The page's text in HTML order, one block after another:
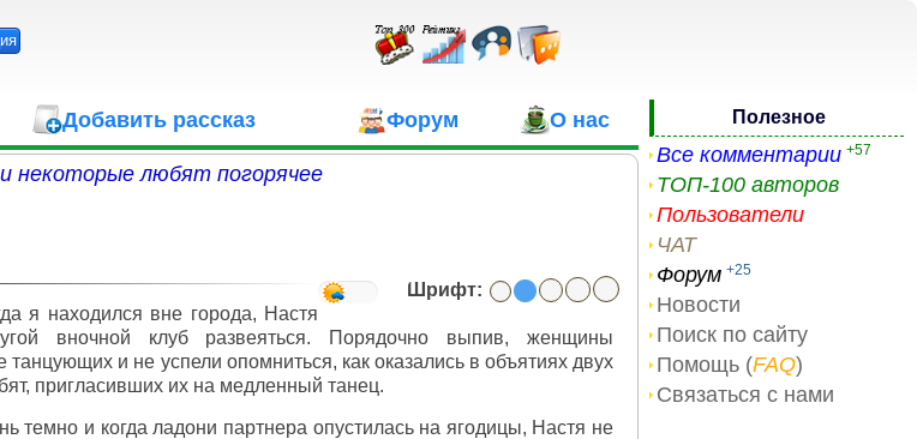
Добавить рассказ Форум О нас
некоторые любят погорячее
Шрифт:
я находился вне города, Настя
вночной клуб развеяться. Порядочно выпив, женщины
танцующих и не успели опомниться, как оказались в объятиях двух
пригласивших их на медленный танец.
темно и когда ладони партнера опустилась на ягодицы, Настя не
Полезное
Все комментарии +57
ТОП-100 авторов
Пользователи
ЧАТ
Форум +25
Новости
Поиск по сайту
Помощь (FAQ)
Связаться с нами